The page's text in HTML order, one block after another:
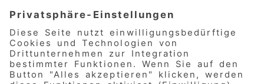
Öffnungszeiten
Mo-Fr: 7.00 bis 16.00 Uhr
Veranstaltungen